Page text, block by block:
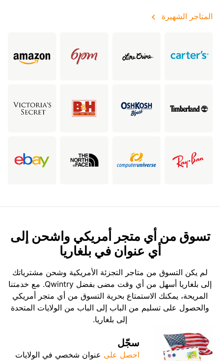
المتاجر الشهيرة
تسوق من أي متجر أمريكي واشحن إلى
أي عنوان في بلغاريا
لم يكن التسوق من متاجر التجزئة الأمريكية وشحن مشترياتك
إلى بلغاريا أسهل من أي وقت مضى بفضل Qwintry. مع خدمتنا
المريحة، يمكنك الاستمتاع بحرية التسوق من أي متجر أمريكي
والحصول على تسليم من الباب إلى الباب من الولايات المتحدة
إلى بلغاريا.
سجّل
احصل على عنوان شخصي في الولايات